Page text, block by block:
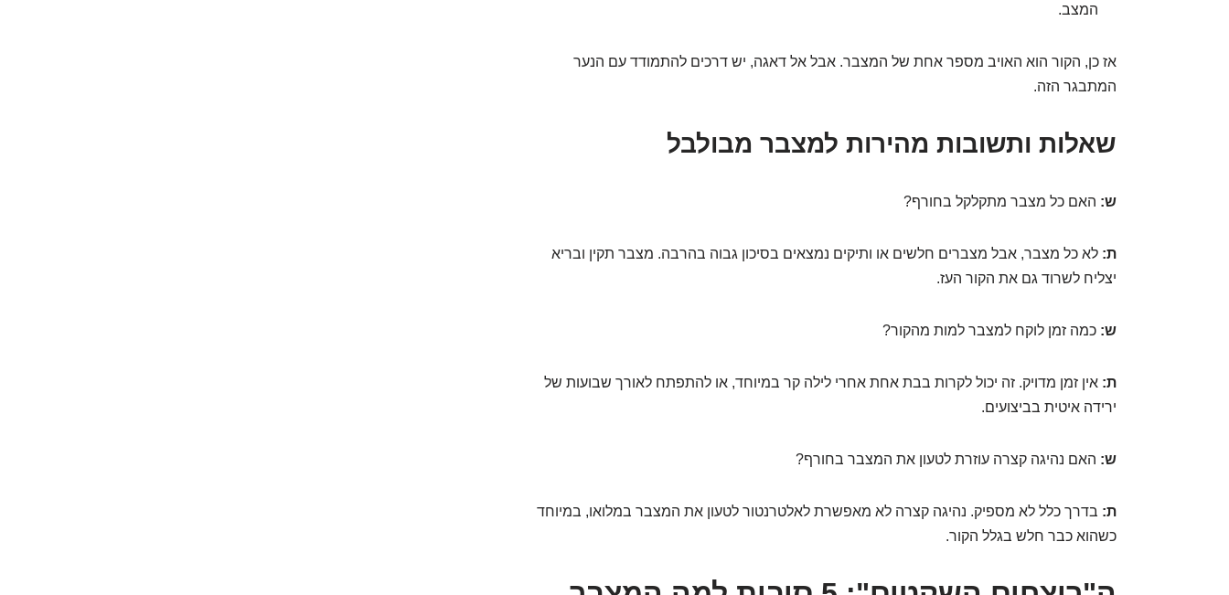
המצב.
אז כן, הקור הוא האויב מספר אחת של המצבר. אבל אל דאגה, יש דרכים להתמודד עם הנער
המתבגר הזה.
שאלות ותשובות מהירות למצבר מבולבל
ש: האם כל מצבר מתקלקל בחורף?
ת: לא כל מצבר, אבל מצברים חלשים או ותיקים נמצאים בסיכון גבוה בהרבה. מצבר תקין ובריא
יצליח לשרוד גם את הקור העז.
ש: כמה זמן לוקח למצבר למות מהקור?
ת: אין זמן מדויק. זה יכול לקרות בבת אחת אחרי לילה קר במיוחד, או להתפתח לאורך שבועות של
ירידה איטית בביצועים.
ש: האם נהיגה קצרה עוזרת לטעון את המצבר בחורף?
ת: בדרך כלל לא מספיק. נהיגה קצרה לא מאפשרת לאלטרנטור לטעון את המצבר במלואו, במיוחד
כשהוא כבר חלש בגלל הקור.